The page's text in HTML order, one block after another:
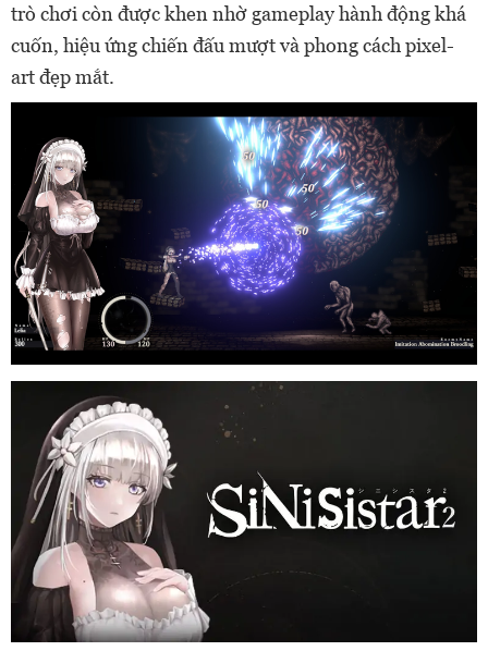
trò chơi còn được khen nhờ gameplay hành động khá
cuốn, hiệu ứng chiến đấu mượt và phong cách pixel-
art đẹp mắt.